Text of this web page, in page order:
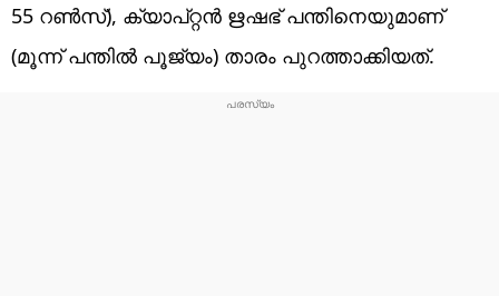
55 റണ്‍സ്), ക്യാപ്റ്റന്‍ ഋഷഭ് പന്തിനെയുമാണ്
(മൂന്ന് പന്തില്‍ പൂജ്യം) താരം പുറത്താക്കിയത്.